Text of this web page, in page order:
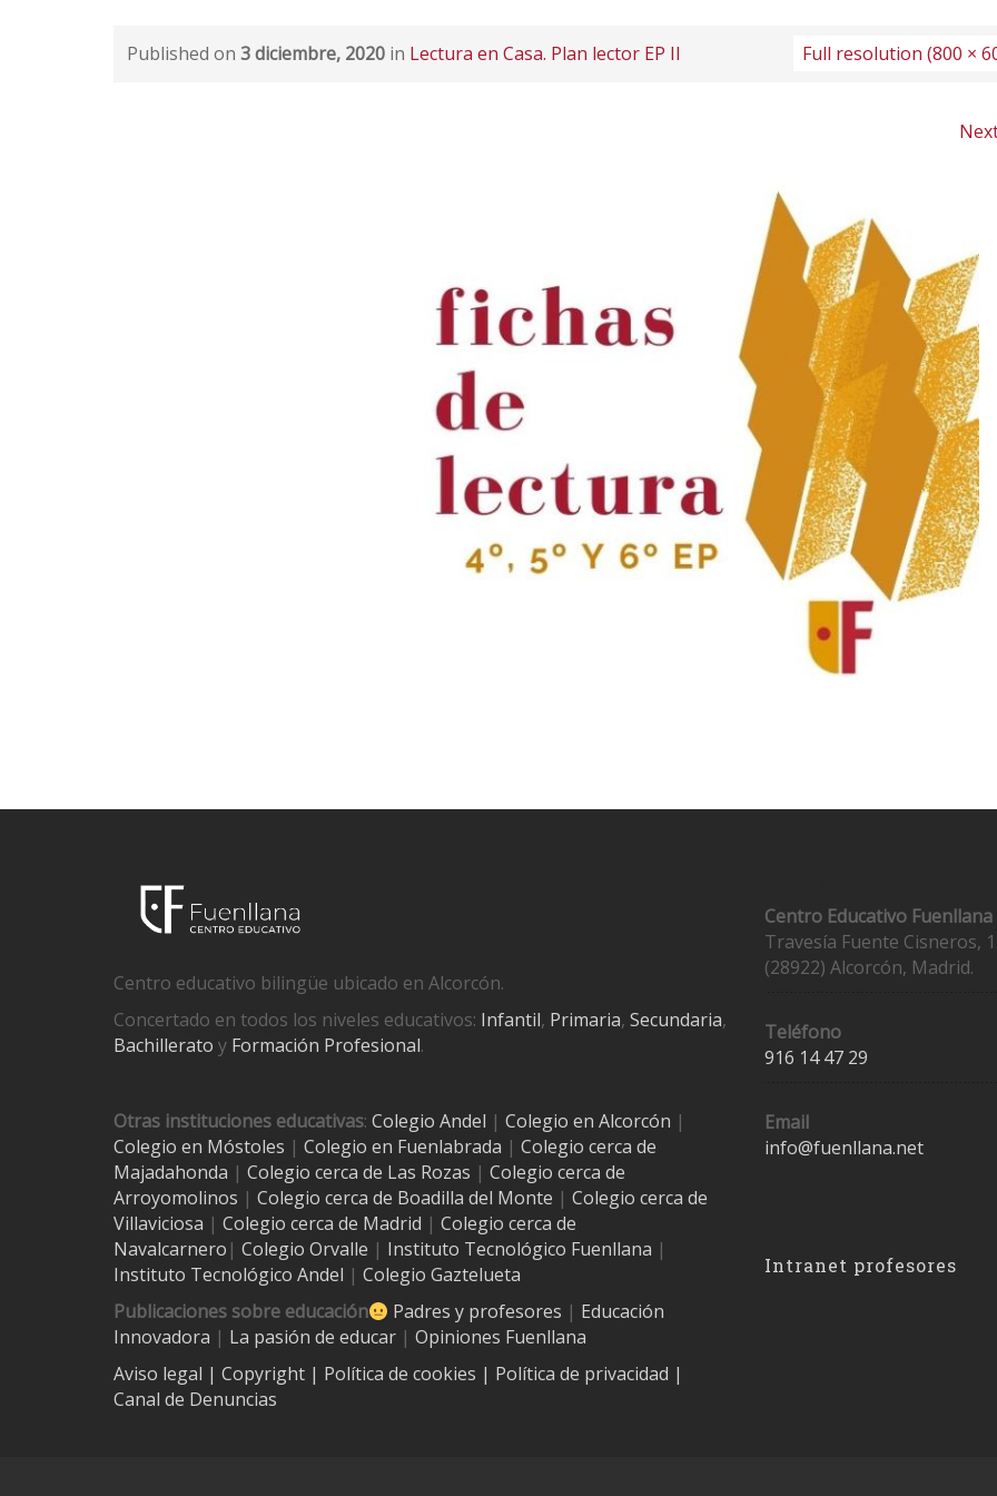
Published on 3 diciembre, 2020 in Lectura en Casa. Plan lector EP II Full resolution (800 ×
Centro educativo bilingüe ubicado en Alcorcón.
Concertado en todos los niveles educativos: Infantil, Primaria, Secundaria,
Bachillerato y Formación Profesional.
Otras instituciones educativas: Colegio Andel | Colegio en Alcorcón |
Colegio en Móstoles | Colegio en Fuenlabrada | Colegio cerca de
Majadahonda | Colegio cerca de Las Rozas | Colegio cerca de
Arroyomolinos | Colegio cerca de Boadilla del Monte | Colegio cerca de
Villaviciosa | Colegio cerca de Madrid | Colegio cerca de
Navalcarnero | Colegio Orvalle | Instituto Tecnológico Fuenllana |
Instituto Tecnológico Andel | Colegio Gaztelueta
Publicaciones sobre educación
Padres y profesores | Educación
Innovadora | La pasión de educar | Opiniones Fuenllana
Aviso legal | Copyright | Política de cookies | Política de privacidad |
Canal de Denuncias
Centro Educativo Fuenllana
Travesía Fuente Cisneros,
(28922) Alcorcón, Madrid.
Teléfono
916 14 47 29
Email
info@fuenllana.net
Intranet profesores